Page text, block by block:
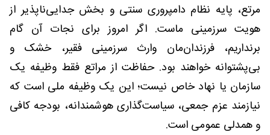
مرتع، پایه نظام دامپروری سنتی و بخش جدایی‌ناپذیر از
هویت سرزمینی ماست. اگر امروز برای نجات آن گام
برنداریم، فرزندان‌مان وارث سرزمینی فقیر، خشک و
بی‌پشتوانه خواهند بود. حفاظت از مراتع فقط وظیفه یک
سازمان یا نهاد خاص نیست؛ این یک وظیفه ملی است که
نیازمند عزم جمعی، سیاست‌گذاری هوشمندانه، بودجه کافی
و همدلی عمومی است.